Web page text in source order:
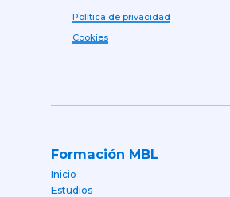
Política de privacidad
Cookies
Formación MBL
Inicio
Estudios